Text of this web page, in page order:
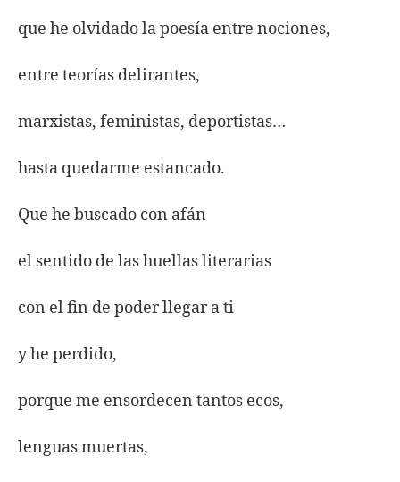
que he olvidado la poesía entre nociones,
entre teorías delirantes,
marxistas, feministas, deportistas…
hasta quedarme estancado.
Que he buscado con afán
el sentido de las huellas literarias
con el fin de poder llegar a ti
y he perdido,
porque me ensordecen tantos ecos,
lenguas muertas,